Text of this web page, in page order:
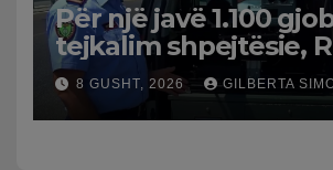
Për një javë 1.100
tejkalim shpejtësie,
publikon videon:
trafikut së shpejti në
funksion
8 GUSHT, 2026 GILBERTA